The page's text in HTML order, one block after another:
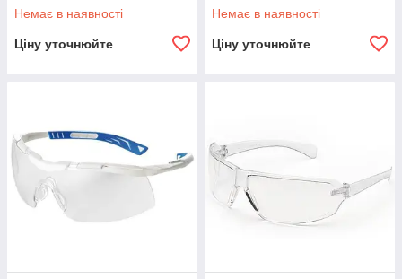
Немає в наявності
Ціну уточнюйте
Немає в наявності
Ціну уточнюйте